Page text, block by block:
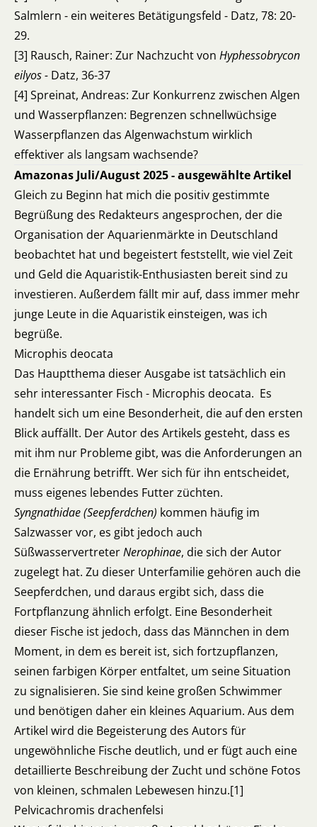
Salmlern - ein weiteres Betätigungsfeld - Datz, 78: 20-
29.
[3] Rausch, Rainer: Zur Nachzucht von Hyphessobrycon
eilyos - Datz, 36-37
[4] Spreinat, Andreas: Zur Konkurrenz zwischen Algen
und Wasserpflanzen: Begrenzen schnellwüchsige
Wasserpflanzen das Algenwachstum wirklich
effektiver als langsam wachsende?
Amazonas Juli/August 2025 - ausgewählte Artikel
Gleich zu Beginn hat mich die positiv gestimmte
Begrüßung des Redakteurs angesprochen, der die
Organisation der Aquarienmärkte in Deutschland
beobachtet hat und begeistert feststellt, wie viel Zeit
und Geld die Aquaristik-Enthusiasten bereit sind zu
investieren. Außerdem fällt mir auf, dass immer mehr
junge Leute in die Aquaristik einsteigen, was ich
begrüße.
Microphis deocata
Das Hauptthema dieser Ausgabe ist tatsächlich ein
sehr interessanter Fisch - Microphis deocata. Es
handelt sich um eine Besonderheit, die auf den ersten
Blick auffällt. Der Autor des Artikels gesteht, dass es
mit ihm nur Probleme gibt, was die Anforderungen an
die Ernährung betrifft. Wer sich für ihn entscheidet,
muss eigenes lebendes Futter züchten.
Syngnathidae (Seepferdchen) kommen häufig im
Salzwasser vor, es gibt jedoch auch
SüßwasservertreterNerophinae, die sich der Autor
zugelegt hat. Zu dieser Unterfamilie gehören auch die
Seepferdchen, und daraus ergibt sich, dass die
Fortpflanzung ähnlich erfolgt. Eine Besonderheit
dieser Fische ist jedoch, dass das Männchen in dem
Moment, in dem es bereit ist, sich fortzupflanzen,
seinen farbigen Körper entfaltet, um seine Situation
zu signalisieren. Sie sind keine großen Schwimmer
und benötigen daher ein kleines Aquarium. Aus dem
Artikel wird die Begeisterung des Autors für
ungewöhnliche Fische deutlich, und er fügt auch eine
detaillierte Beschreibung der Zucht und schöne Fotos
von kleinen, schmalen Lebewesen hinzu.[1]
Pelvicachromis drachenfelsi